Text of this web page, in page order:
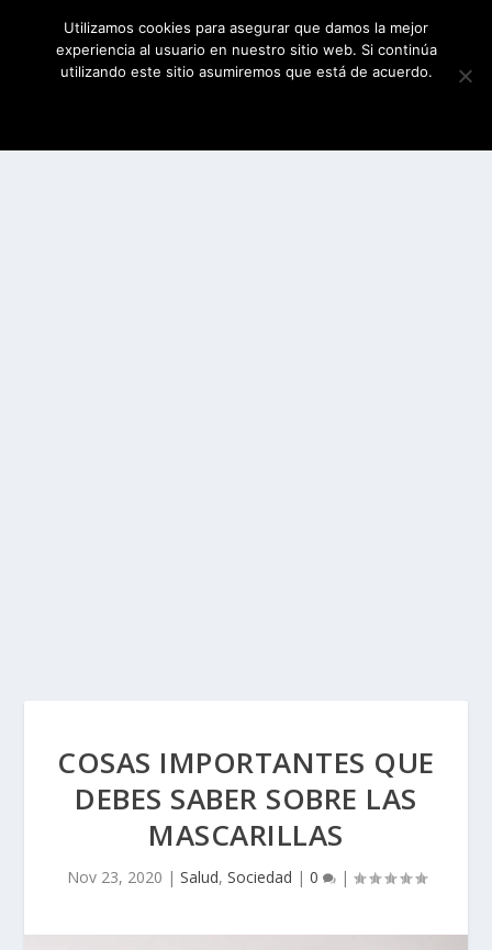
COSAS IMPORTANTES QUE
DEBES SABER SOBRE LAS
MASCARILLAS
Nov 23, 2020 | Salud, Sociedad | 0 |
Utilizamos cookies para asegurar que damos la mejor
experiencia al usuario en nuestro sitio web. Si continúa
utilizando este sitio asumiremos que está de acuerdo.